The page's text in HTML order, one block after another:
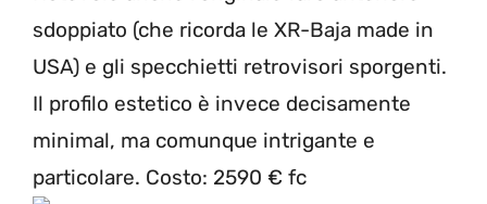
sdoppiato (che ricorda le XR-Baja made in
USA) e gli specchietti retrovisori sporgenti.
Il profilo estetico è invece decisamente
minimal, ma comunque intrigante e
particolare. Costo: 2590 € fc